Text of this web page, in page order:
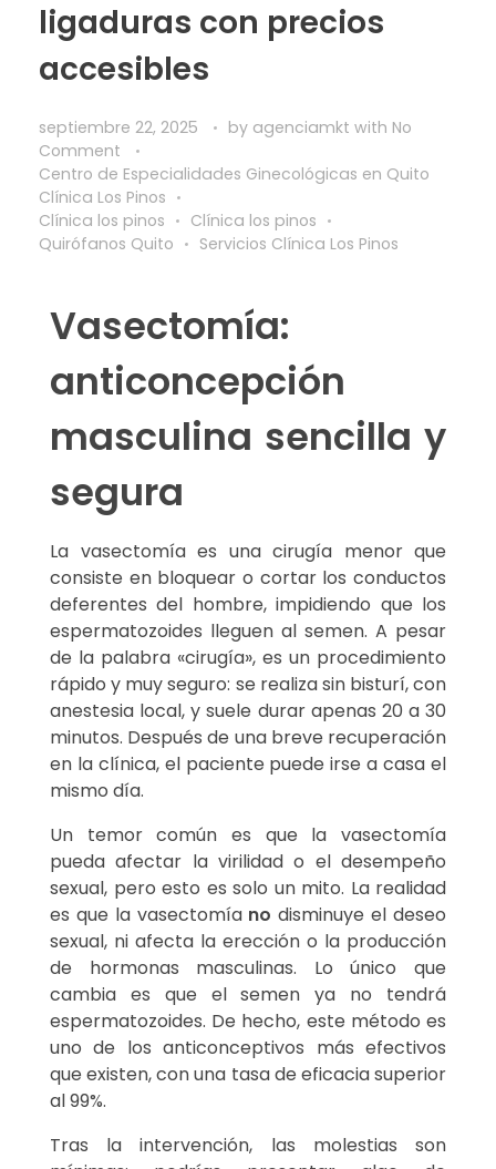
ligaduras con precios
accesibles
septiembre 22, 2025 by agenciamkt with No
Comment
Centro de Especialidades Ginecológicas en Quito
Clínica Los Pinos
Clínica los pinos
Clínica los pinos
Quirófanos Quito
Servicios Clínica Los Pinos
Vasectomía:
anticoncepción
masculina sencilla y
segura
La vasectomía es una cirugía menor que
consiste en bloquear o cortar los conductos
deferentes del hombre, impidiendo que los
espermatozoides lleguen al semen. A pesar
de la palabra «cirugía», es un procedimiento
rápido y muy seguro: se realiza sin bisturí, con
anestesia local, y suele durar apenas 20 a 30
minutos. Después de una breve recuperación
en la clínica, el paciente puede irse a casa el
mismo día.
Un temor común es que la vasectomía
pueda afectar la virilidad o el desempeño
sexual, pero esto es solo un mito. La realidad
es que la vasectomía no disminuye el deseo
sexual, ni afecta la erección o la producción
de hormonas masculinas. Lo único que
cambia es que el semen ya no tendrá
espermatozoides. De hecho, este método es
uno de los anticonceptivos más efectivos
que existen, con una tasa de eficacia superior
al 99%.
Tras la intervención, las molestias son